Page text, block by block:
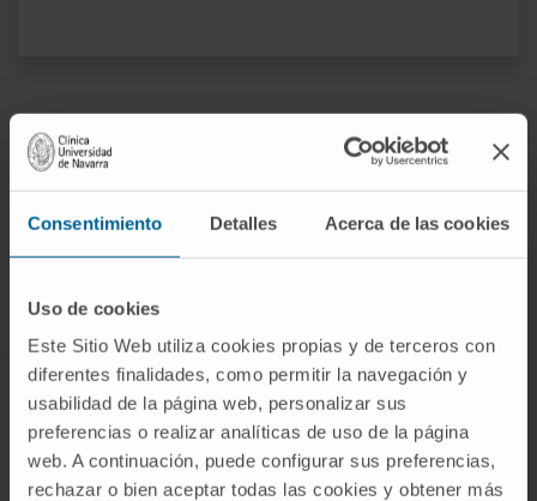
Consentimiento Detalles Acerca de las cookies
Uso de cookies
Este Sitio Web utiliza cookies propias y de terceros con
diferentes finalidades, como permitir la navegación y
usabilidad de la página web, personalizar sus
preferencias o realizar analíticas de uso de la página
web. A continuación, puede configurar sus preferencias,
rechazar o bien aceptar todas las cookies y obtener más
ABOUT CIMA
Who we are
Research Center of the Clinica